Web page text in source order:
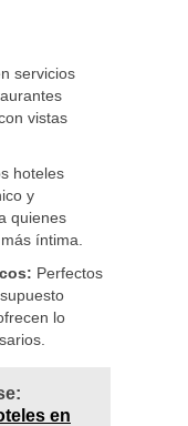
servicios
vistas
hoteles
y
quienes
íntima.
Perfectos
lo
en